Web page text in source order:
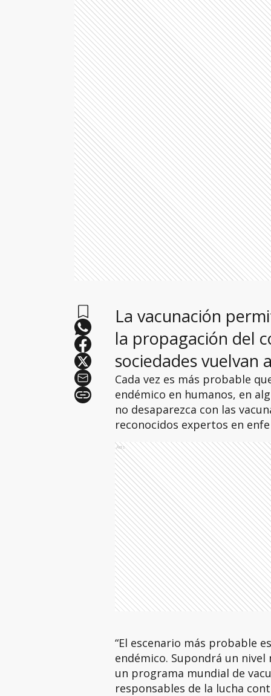
La vacunación
la propagación del
sociedades vuelvan
Cada vez es más probable
endémico en humanos, en
no desaparezca con las
reconocidos expertos en
Ads
“El escenario más probable
endémico. Supondrá un
un programa mundial de
responsables de la lucha